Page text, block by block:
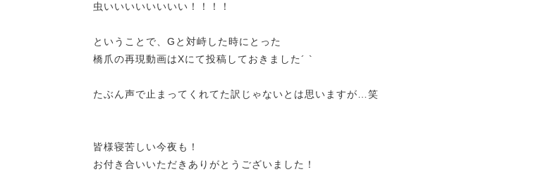
虫いいいいいいいい！！！！
ということで、Gと対峙した時にとった
橋爪の再現動画はXにて投稿しておきました´ `
たぶん声で止まってくれてた訳じゃないとは思いますが…笑
皆様寝苦しい今夜も！
お付き合いいただきありがとうございました！